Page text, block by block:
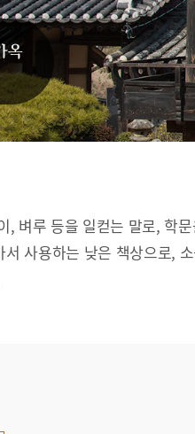
, 벼루 등을 일컫는 말로, 학
사용하는 낮은 책상으로,